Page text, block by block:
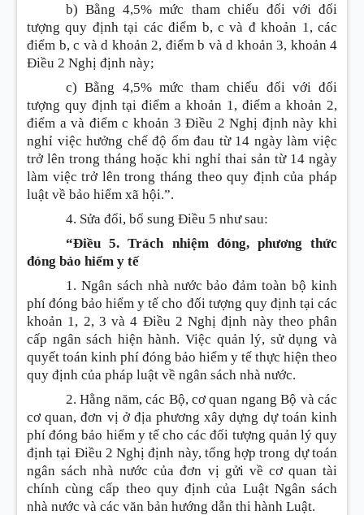
b) Bằng 4,5% mức tham chiếu đối với đối
tượng quy định tại các điểm b, c và đ khoản 1, các
điểm b, c và d khoản 2, điểm b và d khoản 3, khoản 4
Điều 2 Nghị định này;
c) Bằng 4,5% mức tham chiếu đối với đối
tượng quy định tại điểm a khoản 1, điểm a khoản 2,
điểm a và điểm c khoản 3 Điều 2 Nghị định này khi
nghỉ việc hưởng chế độ ốm đau từ 14 ngày làm việc
trở lên trong tháng hoặc khi nghỉ thai sản từ 14 ngày
làm việc trở lên trong tháng theo quy định của pháp
luật về bảo hiểm xã hội.”.
4. Sửa đổi, bổ sung Điều 5 như sau:
“Điều 5. Trách nhiệm đóng, phương thức
đóng bảo hiểm y tế
1. Ngân sách nhà nước bảo đảm toàn bộ kinh
phí đóng bảo hiểm y tế cho đối tượng quy định tại các
khoản 1, 2, 3 và 4 Điều 2 Nghị định này theo phân
cấp ngân sách hiện hành. Việc quản lý, sử dụng và
quyết toán kinh phí đóng bảo hiểm y tế thực hiện theo
quy định của pháp luật về ngân sách nhà nước.
2. Hằng năm, các Bộ, cơ quan ngang Bộ và các
cơ quan, đơn vị ở địa phương xây dựng dự toán kinh
phí đóng bảo hiểm y tế cho các đối tượng quản lý quy
định tại Điều 2 Nghị định này, tổng hợp trong dự toán
ngân sách nhà nước của đơn vị gửi về cơ quan tài
chính cùng cấp theo quy định của Luật Ngân sách
nhà nước và các văn bản hướng dẫn thi hành Luật.